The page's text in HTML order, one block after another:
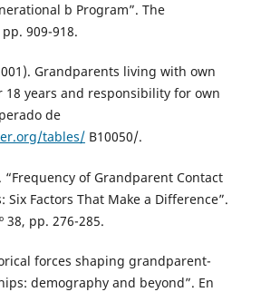
b Program”. The
909-918.
Grandparents living with own
years and responsibility for own
de
tables/B10050/.
“Frequency of Grandparent Contact
Six Factors That Make a Difference”.
38, pp. 276-285.
forces shaping grandparent-
demography and beyond”. En